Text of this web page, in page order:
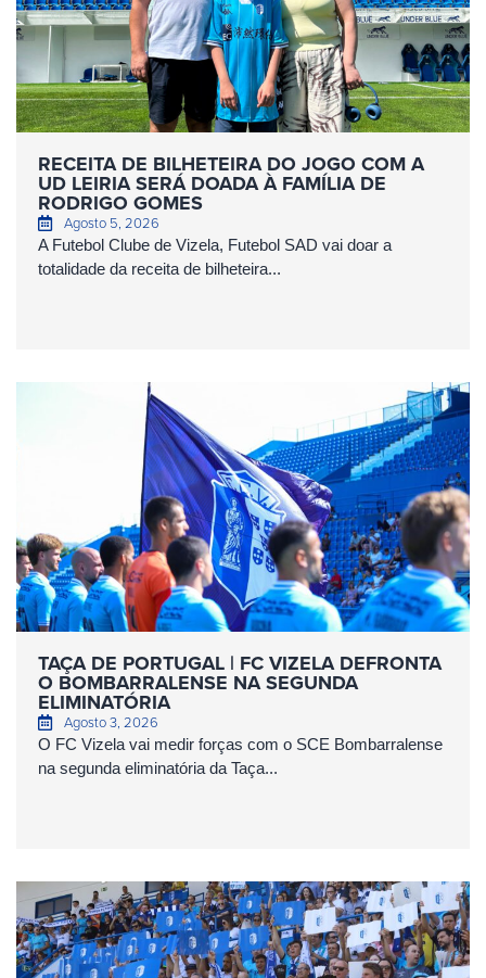
RECEITA DE BILHETEIRA DO JOGO COM A
UD LEIRIA SERÁ DOADA À FAMÍLIA DE
RODRIGO GOMES
Agosto 5, 2026
A Futebol Clube de Vizela, Futebol SAD vai doar a
totalidade da receita de bilheteira...
TAÇA DE PORTUGAL | FC VIZELA DEFRONTA
O BOMBARRALENSE NA SEGUNDA
ELIMINATÓRIA
Agosto 3, 2026
O FC Vizela vai medir forças com o SCE Bombarralense
na segunda eliminatória da Taça...